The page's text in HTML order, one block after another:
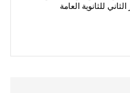
الثاني للثانوية العامة